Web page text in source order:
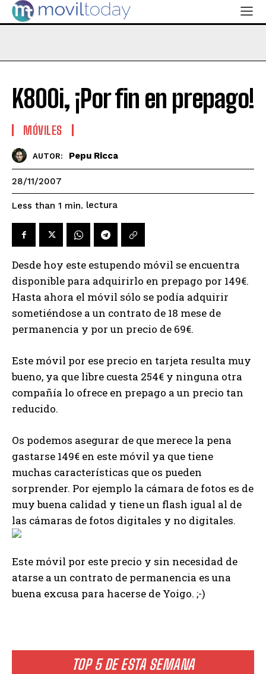
TOP 5 DE ESTA SEMANA
K800i, ¡Por fin en prepago!
MÓVILES
AUTOR: Pepu Ricca
28/11/2007
Less than 1 min. lectura
Desde hoy este estupendo móvil se encuentra
disponible para adquirirlo en prepago por 149€.
Hasta ahora el móvil sólo se podía adquirir
sometiéndose a un contrato de 18 mese de
permanencia y por un precio de 69€.
Este móvil por ese precio en tarjeta resulta muy
bueno, ya que libre cuesta 254€ y ninguna otra
compañía lo ofrece en prepago a un precio tan
reducido.
Os podemos asegurar de que merece la pena
gastarse 149€ en este móvil ya que tiene
muchas características que os pueden
sorprender. Por ejemplo la cámara de fotos es de
muy buena calidad y tiene un flash igual al de
las cámaras de fotos digitales y no digitales.
Este móvil por este precio y sin necesidad de
atarse a un contrato de permanencia es una
buena excusa para hacerse de Yoigo. ;-)